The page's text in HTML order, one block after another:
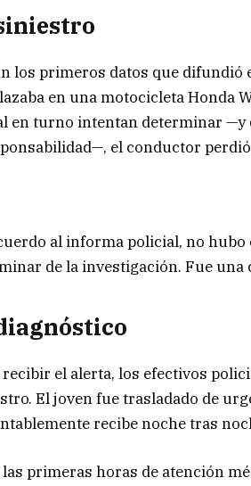
los primeros datos que difundió
en una motocicleta Honda
en turno intentan determinar —y
el conductor
al informa policial, no
de la investigación. Fue una
el alerta, los efectivos
El joven fue trasladado de
recibe noche tras
primeras horas de atención